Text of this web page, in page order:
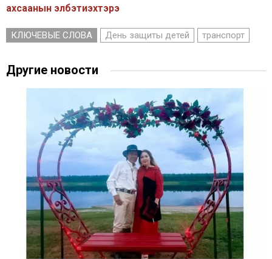
ахсаанын элбэтиэхтэрэ
КЛЮЧЕВЫЕ СЛОВА День защиты детей транспорт
Другие новости